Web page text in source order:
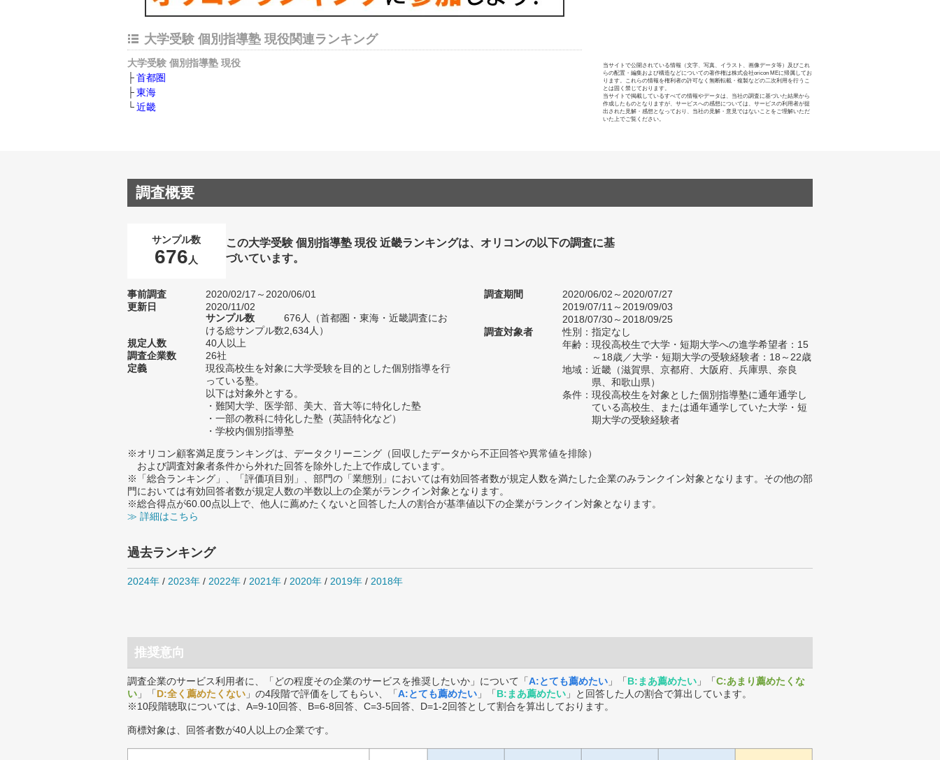
大学受験 個別指導塾 現役関連ランキング
大学受験 個別指導塾 現役
首都圏
東海
近畿
当サイトで公開されている情報（文字、写真、イラスト、画像データ等）及びこれ
らの配置・編集および構造などについての著作権は株式会社oricon MEに帰属してお
ります。これらの情報を権利者の許可なく無断転載・複製などの二次利用を行うこ
とは固く禁じております。
当サイトで掲載しているすべての情報やデータは、当社の調査に基づいた結果から
作成したものとなりますが、サービスへの感想については、サービスの利用者が提
出された見解・感想となっており、当社の見解・意見ではないことをご理解いただ
いた上でご覧ください。
調査概要
サンプル数
676 人
この大学受験 個別指導塾 現役 近畿ランキングは、オリコンの以下の調査に基
づいています。
事前調査
2020/02/17～2020/06/01
更新日
2020/11/02
サンプル数
676人（首都圏・東海・近畿調査にお
ける総サンプル数2,634人）
規定人数
40人以上
調査企業数
26社
定義
現役高校生を対象に大学受験を目的とした個別指導を行
っている塾。
以下は対象外とする。
・難関大学、医学部、美大、音大等に特化した塾
・一部の教科に特化した塾（英語特化など）
・学校内個別指導塾
調査期間
2020/06/02～2020/07/27
2019/07/11～2019/09/03
2018/07/30～2018/09/25
調査対象者
性別：指定なし
年齢：現役高校生で大学・短期大学への進学希望者：15
～18歳／大学・短期大学の受験経験者：18～22歳
地域：近畿（滋賀県、京都府、大阪府、兵庫県、奈良
県、和歌山県）
条件：現役高校生を対象とした個別指導塾に通年通学し
ている高校生、または通年通学していた大学・短
期大学の受験経験者
※オリコン顧客満足度ランキングは、データクリーニング（回収したデータから不正回答や異常値を排除）
および調査対象者条件から外れた回答を除外した上で作成しています。
※「総合ランキング」、「評価項目別」、部門の「業態別」においては有効回答者数が規定人数を満たした企業のみランクイン対象となります。その他の部
門においては有効回答者数が規定人数の半数以上の企業がランクイン対象となります。
※総合得点が60.00点以上で、他人に薦めたくないと回答した人の割合が基準値以下の企業がランクイン対象となります。
≫ 詳細はこちら
過去ランキング
2024年 / 2023年 / 2022年 / 2021年 / 2020年 / 2019年 / 2018年
推奨意向
調査企業のサービス利用者に、「どの程度その企業のサービスを推奨したいか」について「A:とても薦めたい 」「B:まあ薦めたい 」「C:あまり薦めたくな
い 」「D:全く薦めたくない 」の4段階で評価をしてもらい、「A:とても薦めたい 」「B:まあ薦めたい 」と回答した人の割合で算出しています。
※10段階聴取については、A=9-10回答、B=6-8回答、C=3-5回答、D=1-2回答として割合を算出しております。
商標対象は、回答者数が40人以上の企業です。